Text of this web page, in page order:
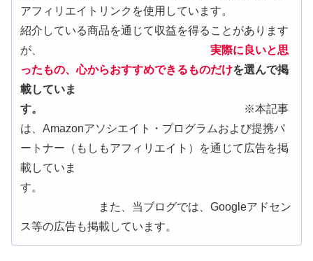
アフィリエイトリンクを使用しています。
紹介している商品を通じて収益を得ることがあります
が、 実際に良いと思
ったもの、心からおすすめできるものだけを選んで掲
載していま
す。
※本記事
は、Amazonアソシエイト・プログラムおよび提携パ
ートナー（もしもアフィリエイト）を通じて広告を掲
載していま
す。
また、当ブログでは、Googleアドセン
ス等の広告も掲載しています。